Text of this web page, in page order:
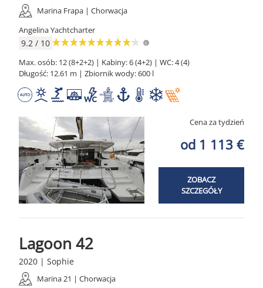
Marina Frapa | Chorwacja
Angelina Yachtcharter
9.2 / 10
Max. osób: 12 (8+2+2) | Kabiny: 6 (4+2) | WC: 4 (4)
Długość: 12.61 m | Zbiornik wody: 600 l
Cena za tydzień
od 1 113 €
ZOBACZ
SZCZEGÓŁY
Lagoon 42
2020 | Sophie
Marina 21 | Chorwacja